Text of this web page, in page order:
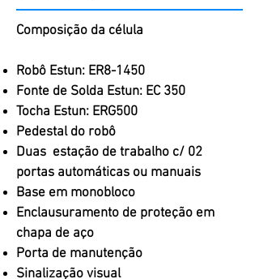
Composição da célula
Robô Estun: ER8-1450
Fonte de Solda Estun: EC 350
Tocha Estun: ERG500
Pedestal do robô
Duas estação de trabalho c/ 02
portas automáticas ou manuais
Base em monobloco
Enclausuramento de proteção em
chapa de aço
Porta de manutenção
Sinalização visual